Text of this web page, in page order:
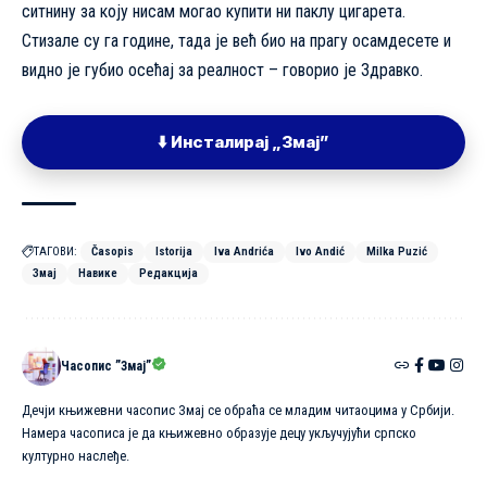
ситнину за коју нисам могао купити ни паклу цигарета.
Стизале су га године, тада је већ био на прагу осамдесете и
видно је губио осећај за реалност – говорио је Здравко.
⬇️ Инсталирај „Змај”
ТАГОВИ: Časopis Istorija Iva Andrića Ivo Andić
Milka Puzić
Змај
Навике Редакција
Часопис ”Змај”
Дечји књижевни часопис Змај се обраћа се младим читаоцима у Србији.
Намера часописа је да књижевно образује децу укључујући српско
културно наслеђе.